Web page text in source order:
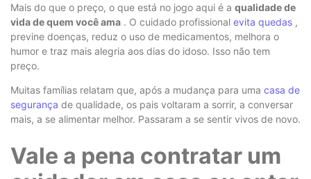
Mais do que o preço, o que está no jogo aqui é a qualidade de
vida de quem você ama . O cuidado profissional evita quedas ,
previne doenças, reduz o uso de medicamentos, melhora o
humor e traz mais alegria aos dias do idoso. Isso não tem
preço.
Muitas famílias relatam que, após a mudança para uma casa de
segurança de qualidade, os pais voltaram a sorrir, a conversar
mais, a se alimentar melhor. Passaram a se sentir vivos de novo.
Vale a pena contratar um